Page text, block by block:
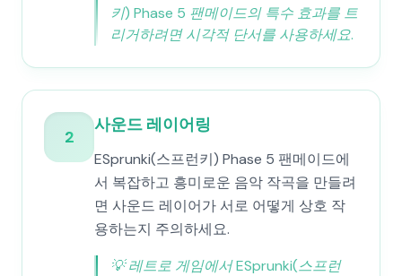
키) Phase 5 팬메이드의 특수 효과를 트
리거하려면 시각적 단서를 사용하세요.
2
사운드 레이어링
ESprunki(스프런키) Phase 5 팬메이드에
서 복잡하고 흥미로운 음악 작곡을 만들려
면 사운드 레이어가 서로 어떻게 상호 작
용하는지 주의하세요.
💡레트로 게임에서 ESprunki(스프런